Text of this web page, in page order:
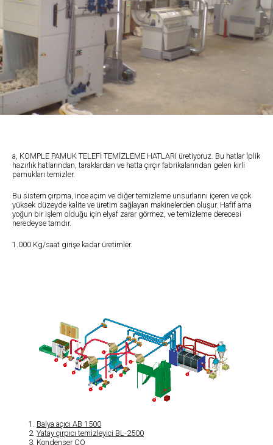
a, KOMPLE PAMUK TELEFİ TEMİZLEME HATLARI üretiyoruz. Bu hatlar İplik
hazırlık hatlarından, taraklardan ve hatta çırçır fabrikalarından gelen kirli
pamukları temizler.
Bu sistem çırpma, ince açım ve diğer temizleme unsurlarını içeren ve çok
yüksek düzeyde kalite ve üretim sağlayan makinelerden oluşur. Hafif ama
yoğun bir işlem olduğu için elyaf zarar görmez, ve temizleme derecesi
neredeyse tamdır.
1.000 Kg/saat girişe kadar üretimler.
Balya açıcı AB 1500
Yatay çırpıcı temizleyici BL-2500
Kondenser CO